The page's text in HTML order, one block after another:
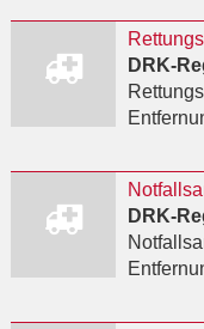
DRK-
DRK-